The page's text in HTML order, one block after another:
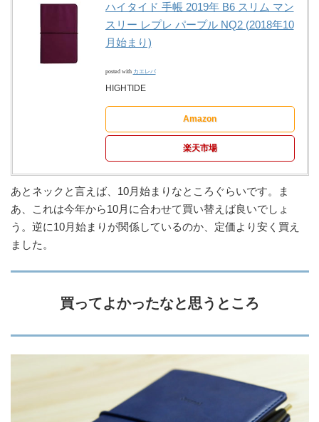
ハイタイド 手帳 2019年 B6 スリム マン
スリー レプレ パープル NQ2 (2018年10
月始まり)
posted with カエレバ
HIGHTIDE
Amazon
楽天市場
あとネックと言えば、10月始まりなところぐらいです。ま
あ、これは今年から10月に合わせて買い替えば良いでしょ
う。逆に10月始まりが関係しているのか、定価より安く買え
ました。
買ってよかったなと思うところ